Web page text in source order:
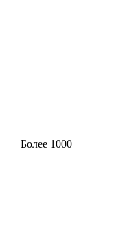
Более 1000